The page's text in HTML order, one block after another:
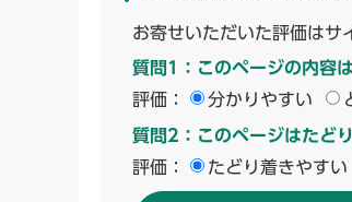
お寄せいただいた評価はサ
質問1：このページの内容
評価：
分かりやすい
質問2：このページはたど
評価：
たどり着きやすい